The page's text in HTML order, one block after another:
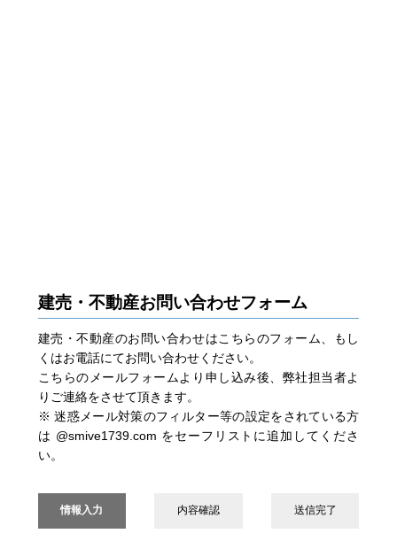
建売・不動産お問い合わせフォーム
建売・不動産のお問い合わせはこちらのフォーム、もし
くはお電話にてお問い合わせください。
こちらのメールフォームより申し込み後、弊社担当者よ
りご連絡をさせて頂きます。
※ 迷惑メール対策のフィルター等の設定をされている方
は @smive1739.com をセーフリストに追加してくださ
い。
情報入力 内容確認 送信完了